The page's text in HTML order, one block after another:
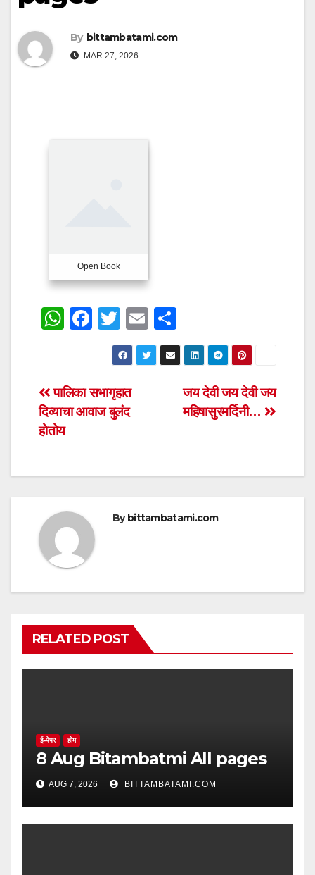
By bittambatami.com
MAR 27, 2026
Open Book
W
s
A
p
F
e
b
k
T
wi
tt
er
E
m
ail
h
ar
e
Post
navigation
जय देवी जय देवी जय
महिषासुरमर्दिनी…
पालिका सभागृहात
दिव्याचा आवाज बुलंद
होतोय
By bittambatami.com
RELATED POST
ई-पेपर होम
8 Aug Bitambatmi All pages
AUG 7, 2026 BITTAMBATAMI.COM